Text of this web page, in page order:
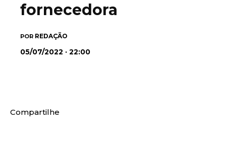
fornecedora
POR REDAÇÃO
05/07/2022 · 22:00
Compartilhe